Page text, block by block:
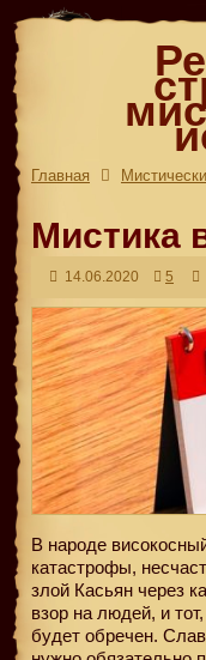
Главная
Мистика
14.06.2020 5
В народе
катастрофы,
злой Касьян через
взор на людей, и
будет обречен.